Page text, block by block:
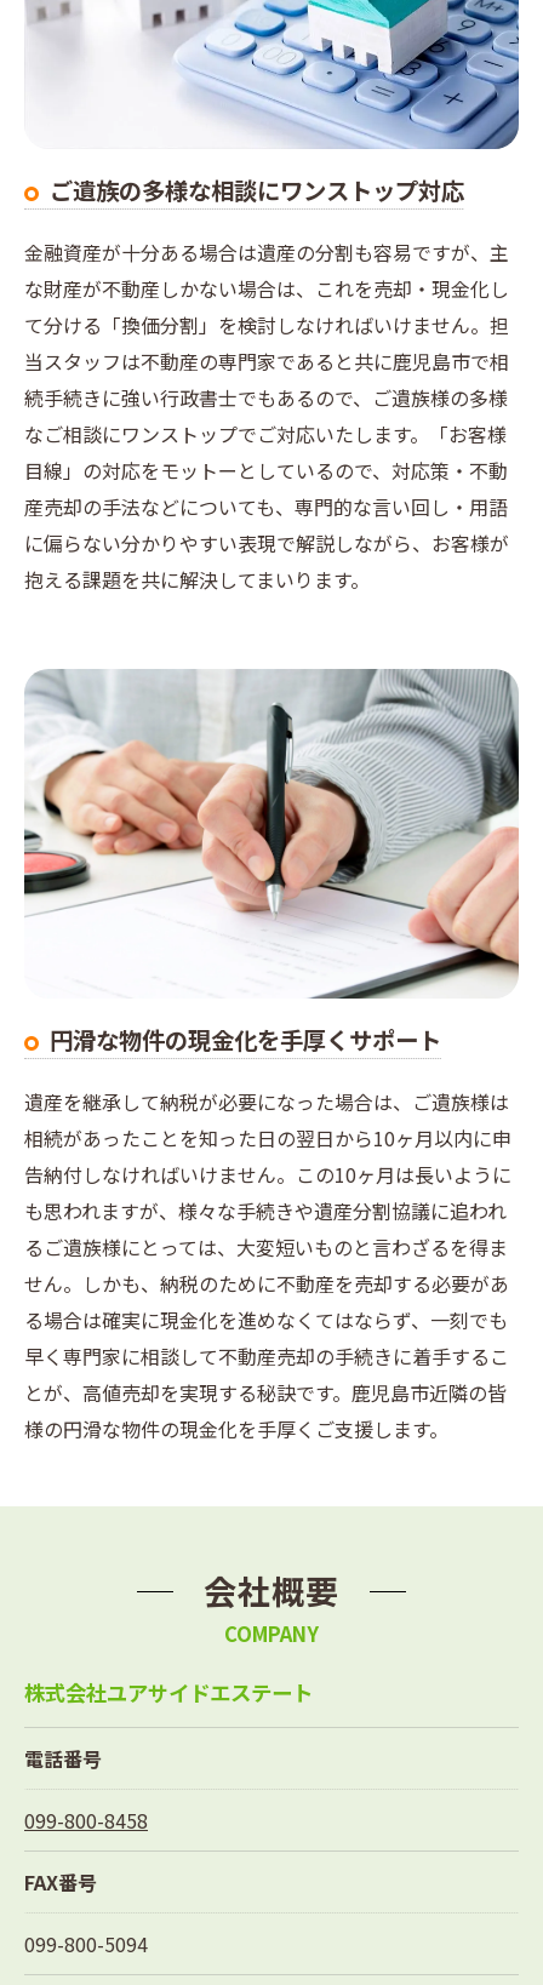
ご遺族の多様な相談にワンストップ対応
金融資産が十分ある場合は遺産の分割も容易ですが、主
な財産が不動産しかない場合は、これを売却・現金化し
て分ける「換価分割」を検討しなければいけません。担
当スタッフは不動産の専門家であると共に鹿児島市で相
続手続きに強い行政書士でもあるので、ご遺族様の多様
なご相談にワンストップでご対応いたします。「お客様
目線」の対応をモットーとしているので、対応策・不動
産売却の手法などについても、専門的な言い回し・用語
に偏らない分かりやすい表現で解説しながら、お客様が
抱える課題を共に解決してまいります。
円滑な物件の現金化を手厚くサポート
遺産を継承して納税が必要になった場合は、ご遺族様は
相続があったことを知った日の翌日から10ヶ月以内に申
告納付しなければいけません。この10ヶ月は長いように
も思われますが、様々な手続きや遺産分割協議に追われ
るご遺族様にとっては、大変短いものと言わざるを得ま
せん。しかも、納税のために不動産を売却する必要があ
る場合は確実に現金化を進めなくてはならず、一刻でも
早く専門家に相談して不動産売却の手続きに着手するこ
とが、高値売却を実現する秘訣です。鹿児島市近隣の皆
様の円滑な物件の現金化を手厚くご支援します。
会社概要
COMPANY
株式会社ユアサイドエステート
電話番号
099-800-8458
FAX番号
099-800-5094